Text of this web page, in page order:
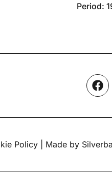
Period:
Policy | Made by